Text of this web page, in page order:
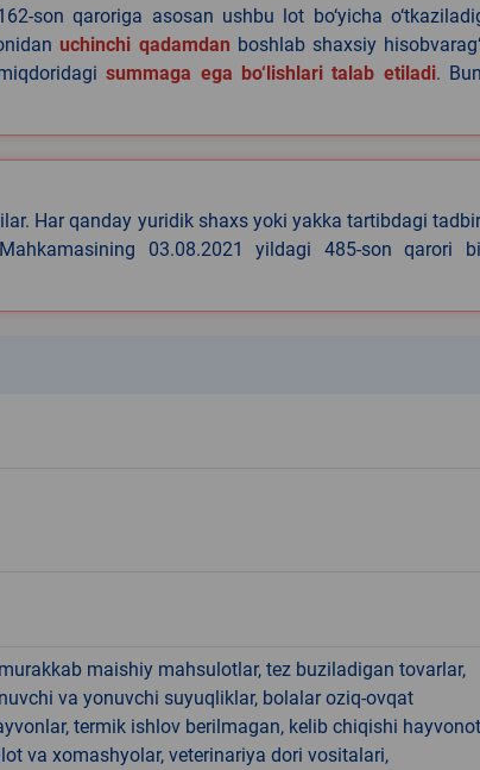
son qaroriga asosan ushbu lot bo‘yicha
uchinchi qadamdan boshlab shaxsiy
summaga ega bo‘lishlari talab etiladi.
Har qanday yuridik shaxs yoki yakka tartibdagi
03.08.2021 yildagi 485-son qarori
maishiy mahsulotlar, tez buziladigan tovarlar,
va yonuvchi suyuqliklar, bolalar oziq-ovqat
termik ishlov berilmagan, kelib chiqishi
va xomashyolar, veterinariya dori vositalari,